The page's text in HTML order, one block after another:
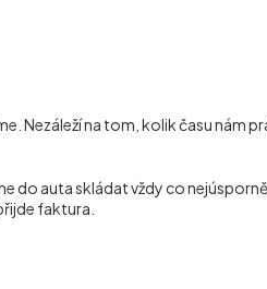
Nezáleží na tom, kolik času nám
do auta skládat vždy co
faktura.